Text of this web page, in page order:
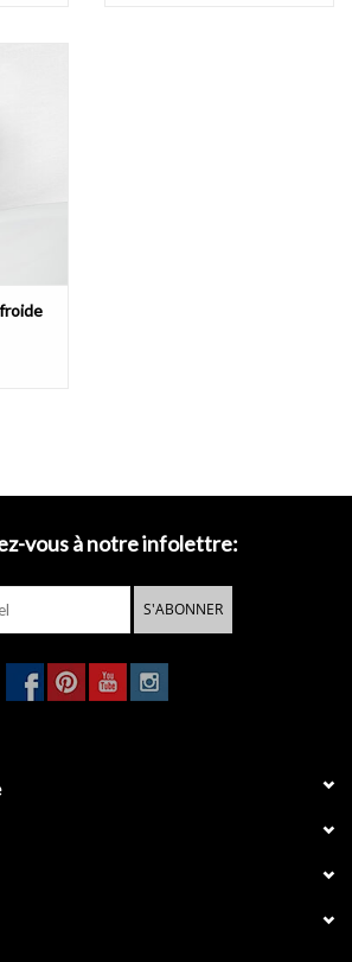
vous à notre infolettre:
S'ABONNER